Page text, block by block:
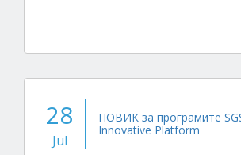
28
Jul
ПОВИК за програмите
Innovative Platform